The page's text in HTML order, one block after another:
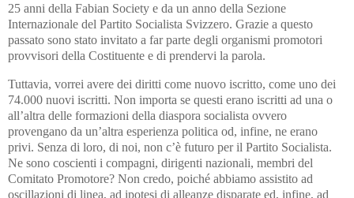
25 anni della Fabian Society e da un anno della Sezione
Internazionale del Partito Socialista Svizzero. Grazie a questo
passato sono stato invitato a far parte degli organismi promotori
provvisori della Costituente e di prendervi la parola.
Tuttavia, vorrei avere dei diritti come nuovo iscritto, come uno dei
74.000 nuovi iscritti. Non importa se questi erano iscritti ad una o
all’altra delle formazioni della diaspora socialista ovvero
provengano da un’altra esperienza politica od, infine, ne erano
privi. Senza di loro, di noi, non c’è futuro per il Partito Socialista.
Ne sono coscienti i compagni, dirigenti nazionali, membri del
Comitato Promotore? Non credo, poiché abbiamo assistito ad
oscillazioni di linea, ad ipotesi di alleanze disparate ed, infine, ad